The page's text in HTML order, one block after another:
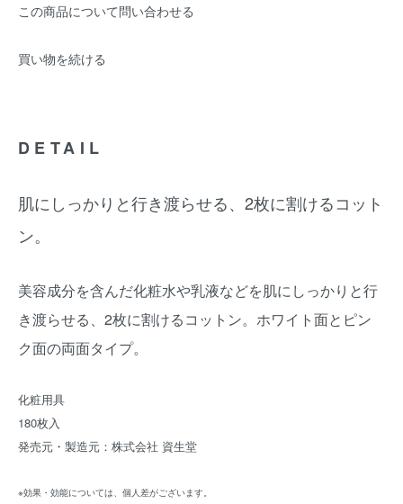
この商品について問い合わせる
買い物を続ける
DETAIL
肌にしっかりと行き渡らせる、2枚に割けるコット
ン。
美容成分を含んだ化粧水や乳液などを肌にしっかりと行
き渡らせる、2枚に割けるコットン。ホワイト面とピン
ク面の両面タイプ。
化粧用具
180枚入
発売元・製造元：株式会社 資生堂
※効果・効能については、個人差がございます。